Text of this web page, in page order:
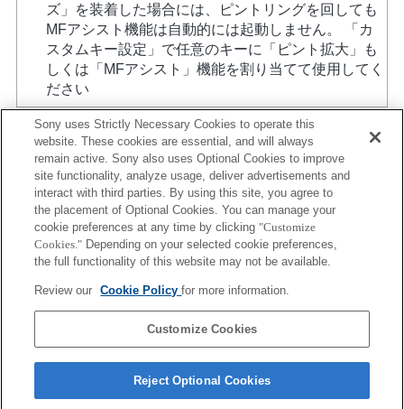
ズ」を装着した場合には、ピントリングを回しても
MFアシスト機能は自動的には起動しません。 「カ
スタムキー設定」で任意のキーに「ピント拡大」も
しくは「MFアシスト」機能を割り当てて使用してく
ださい
プレスリリース
環境情報
Sony uses Strictly Necessary Cookies to operate this
website. These cookies are essential, and will always
remain active. Sony also uses Optional Cookies to improve
site functionality, analyze usage, deliver advertisements and
interact with third parties. By using this site, you agree to
the placement of Optional Cookies. You can manage your
cookie preferences at any time by clicking "Customize
Cookies." Depending on your selected cookie preferences,
the full functionality of this website may not be available.
Review our Cookie Policyfor more information.
Customize Cookies
Reject Optional Cookies